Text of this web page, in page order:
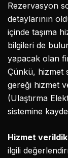
Rezervasyon
detaylarının
içinde taşıma
bilgileri de
yapacak olan
Çünkü, hizmet
gereği hizmet
(Ulaştırma
sistemine
Hizmet
ilgili